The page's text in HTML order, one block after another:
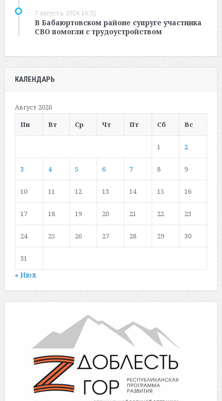
7 августа, 2026 16:32
В Бабаюртовском районе супруге участника
СВО помогли с трудоустройством
КАЛЕНДАРЬ
Август 2026
Пн
Вт Ср Чт Пт Сб Вс
1 2
3 4 5 6 7 8 9
10 11 12 13 14 15 16
17 18 19 20 21 22 23
24 25 26 27 28 29 30
31
« Июл